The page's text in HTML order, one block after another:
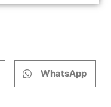
WhatsApp